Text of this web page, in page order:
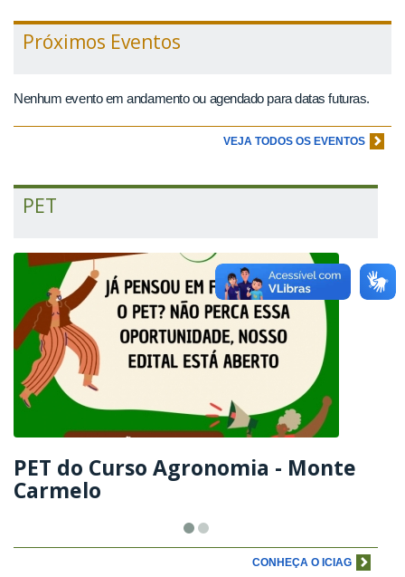
Próximos Eventos
Nenhum evento em andamento ou agendado para datas futuras.
VEJA TODOS OS EVENTOS
PET
PET do Curso Agronomia - Monte
Carmelo
CONHEÇA O ICIAG